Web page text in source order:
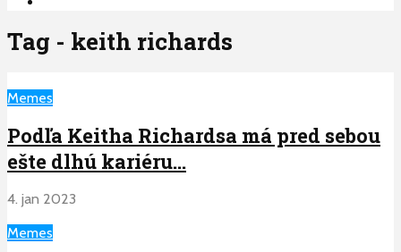
Tag - keith richards
Memes
Podľa Keitha Richardsa má pred sebou
ešte dlhú kariéru…
4. jan 2023
Memes